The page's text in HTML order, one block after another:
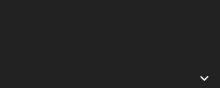
